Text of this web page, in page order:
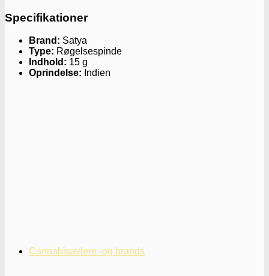
Cannabisavlere -og brands
Specifikationer
Brand: Satya
Type: Røgelsespinde
Indhold: 15 g
Oprindelse: Indien